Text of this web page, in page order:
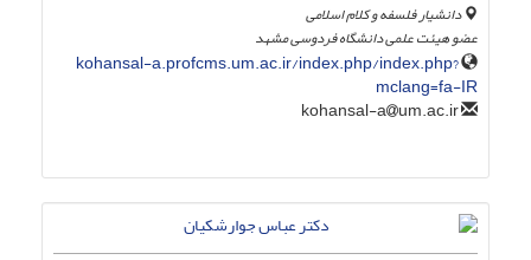
دانشیار فلسفه و کلام اسلامی
عضو هیئت علمی دانشگاه فردوسی مشهد
kohansal-a.profcms.um.ac.ir/index.php/index.php?
mclang=fa-IR
um.ac.ir